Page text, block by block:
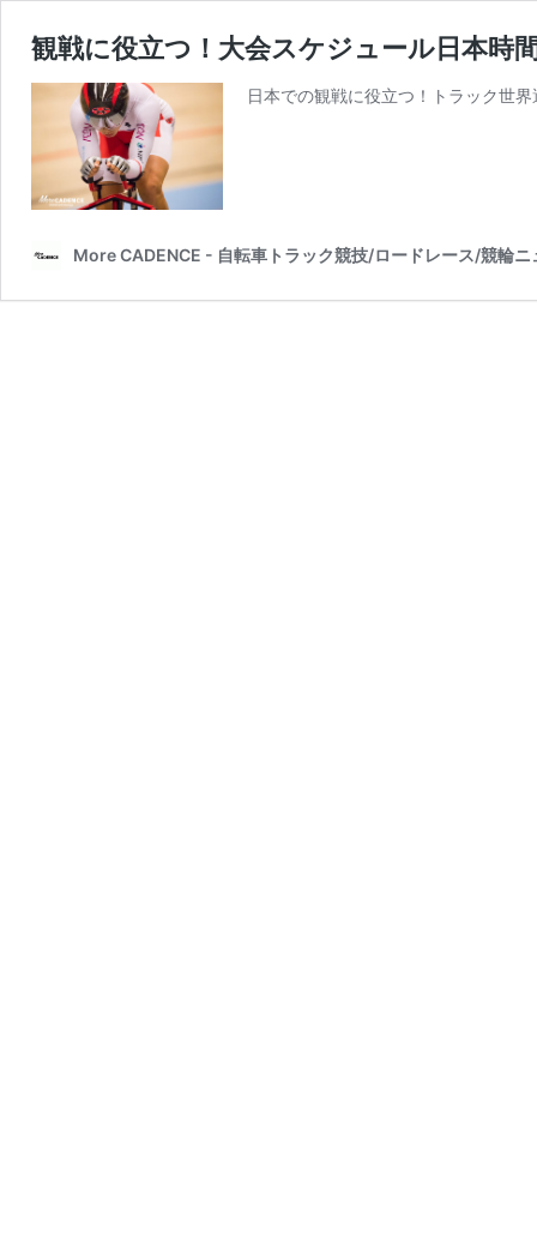
観戦に役立つ！大会スケジュール日本時
日本での観戦に役立つ！トラック世
More CADENCE - 自転車トラック競技/ロードレース/競輪ニ